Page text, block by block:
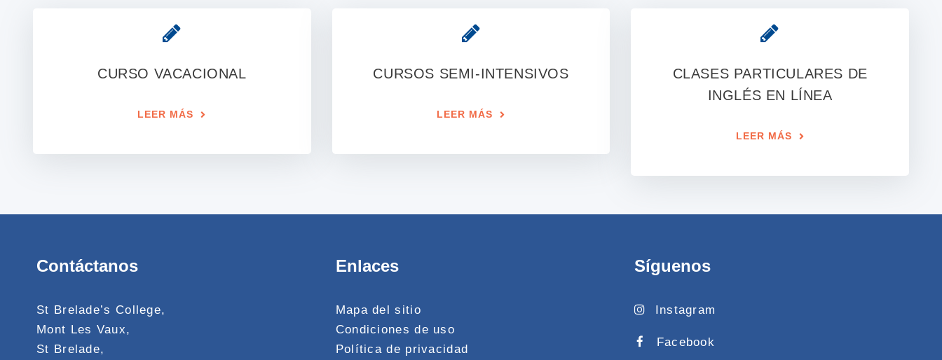
CURSO VACACIONAL
LEER MÁS
CURSOS SEMI-INTENSIVOS
LEER MÁS
CLASES PARTICULARES DE
INGLÉS EN LÍNEA
LEER MÁS
Contáctanos
St Brelade’s College,
Mont Les Vaux,
St Brelade,
Enlaces
Mapa del sitio
Condiciones de uso
Política de privacidad
Síguenos
Instagram
Facebook